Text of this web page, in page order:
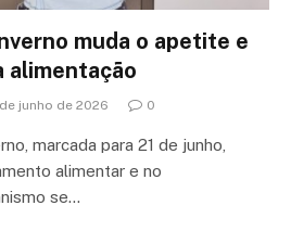
muda o apetite e
alimentação
junho de 2026 0
marcada para 21 de junho,
alimentar e no
se…